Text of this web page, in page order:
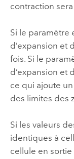
contraction
Si le paramètre
d’expansion et
fois. Si le
d’expansion et
ce qui ajoute
des limites des
Si les valeurs
identiques à
cellule en